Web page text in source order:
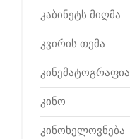
კაბინეტს მიღმა
კვირის თემა
კინემატოგრაფია
კინო
კინოხელოვნება